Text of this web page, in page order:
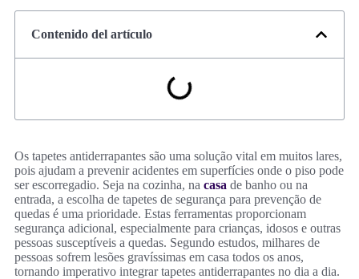
Contenido del artículo
Os tapetes antiderrapantes são uma solução vital em muitos lares,
pois ajudam a prevenir acidentes em superfícies onde o piso pode
ser escorregadio. Seja na cozinha, na casa de banho ou na
entrada, a escolha de tapetes de segurança para prevenção de
quedas é uma prioridade. Estas ferramentas proporcionam
segurança adicional, especialmente para crianças, idosos e outras
pessoas susceptíveis a quedas. Segundo estudos, milhares de
pessoas sofrem lesões gravíssimas em casa todos os anos,
tornando imperativo integrar tapetes antiderrapantes no dia a dia.